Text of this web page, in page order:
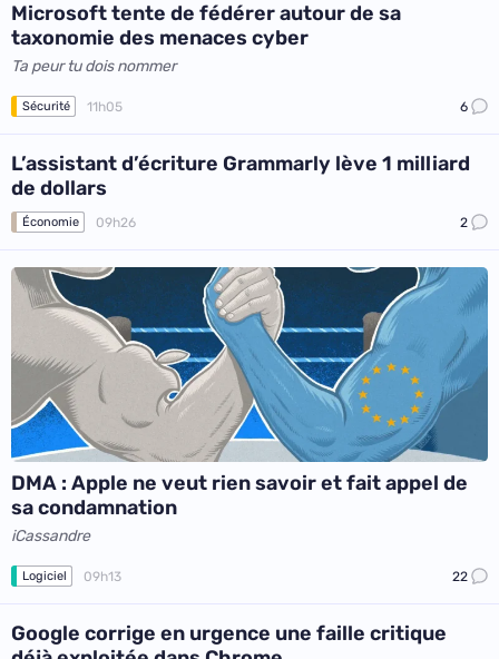
Microsoft tente de fédérer autour de sa
taxonomie des menaces cyber
Ta peur tu dois nommer
Sécurité 11h05 6
L’assistant d’écriture Grammarly lève 1 milliard
de dollars
Économie 09h26 2
DMA : Apple ne veut rien savoir et fait appel de
sa condamnation
iCassandre
Logiciel 09h13 22
Google corrige en urgence une faille critique